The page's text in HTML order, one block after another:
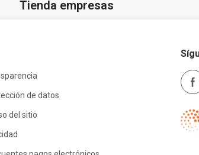
Tienda empresas
de datos
del sitio